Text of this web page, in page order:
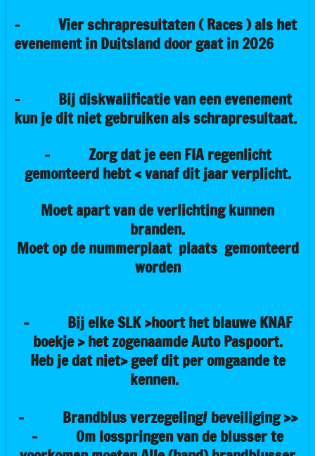
- Vier schrapresultaten ( Races ) als het
evenement in Duitsland door gaat in 2026
- Bij diskwalificatie van een evenement
kun je dit niet gebruiken als schrapresultaat.
- Zorg dat je eenFIAregenlicht
gemonteerd hebt < vanaf dit jaar verplicht.
Moet apart van de verlichting kunnen
branden.
Moet op de nummerplaat plaats gemonteerd
worden
- Bij elke SLK >hoort het blauwe KNAF
boekje > het zogenaamde Auto Paspoort.
Heb je dat niet> geef dit per omgaande te
kennen.
- Brandblus verzegeling/ beveiliging >>
- Om losspringen van de blusser te